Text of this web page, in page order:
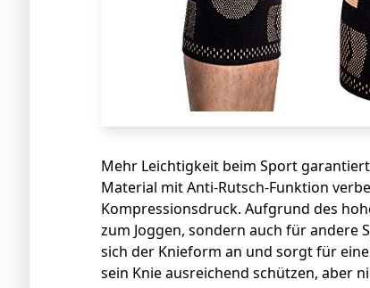
Mehr Leichtigkeit beim Sport
Material mit Anti-Rutsch-Funktion
Kompressionsdruck. Aufgrund des
zum Joggen, sondern auch für andere
sich der Knieform an und sorgt für
sein Knie ausreichend schützen, aber